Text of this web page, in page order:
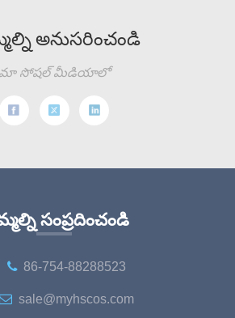
అనుసరించండి
మా సోషల్ మీడియాలో
సంప్రదించండి
86-754-88288523
sale@myhscos.com